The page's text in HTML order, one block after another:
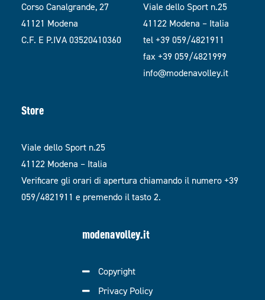
Corso Canalgrande, 27
41121 Modena
C.F. E P.IVA 03520410360
Viale dello Sport n.25
41122 Modena – Italia
tel +39 059/4821911
fax +39 059/4821999
info@modenavolley.it
Store
Viale dello Sport n.25
41122 Modena – Italia
Verificare gli orari di apertura chiamando il numero +39
059/4821911 e premendo il tasto 2.
modenavolley.it
Copyright
Privacy Policy